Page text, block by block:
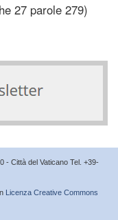
27 parole 279)
- Città del Vaticano Tel. +39-
Licenza Creative Commons